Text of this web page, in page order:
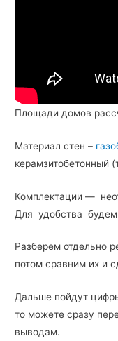
Площади домов
Материал стен –
керамзитобетонный
Комплектации —
Для удобства будем
Разберём отдельно
потом сравним их и
Дальше пойдут
то можете сразу
выводам.